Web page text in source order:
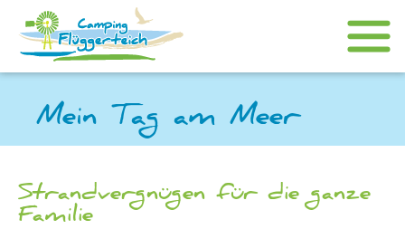
Mein Tag am Meer
Strandvergnügen für die ganze
Familie